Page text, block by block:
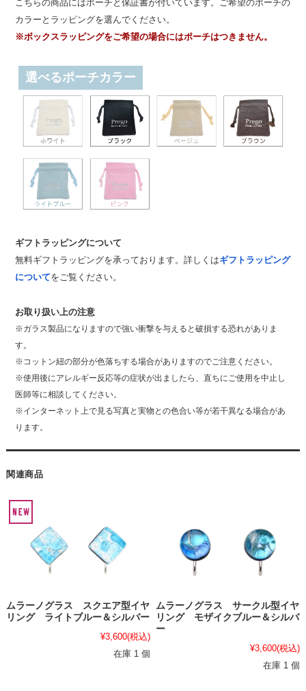
こちらの商品にはポーチと保証書が付いています。ご希望のポーチの
カラーとラッピングを選んでください。
※ボックスラッピングをご希望の場合にはポーチはつきません。
選べるポーチカラー
ギフトラッピングについて
無料ギフトラッピングを承っております。詳しくはギフトラッピング
についてをご覧ください。
お取り扱い上の注意
※ガラス製品になりますので強い衝撃を与えると破損する恐れがありま
す。
※コットン紐の部分が色落ちする場合がありますのでご注意ください。
※使用後にアレルギー反応等の症状が出ましたら、直ちにご使用を中止し
医師等に相談してください。
※インターネット上で見る写真と実物との色合い等が若干異なる場合があ
ります。
関連商品
ムラーノグラス スクエア型イヤ
リング ライトブルー＆シルバー
¥3,600(税込)
在庫 1 個
ムラーノグラス サークル型イヤ
リング モザイクブルー＆シルバ
ー
¥3,600(税込)
在庫 1 個